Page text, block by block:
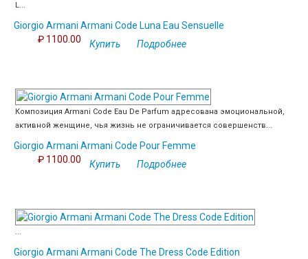
L...
Giorgio Armani Armani Code Luna Eau Sensuelle
₽ 1100.00
Купить Подробнее
Композиция Armani Code Eau De Parfum адресована эмоциональной,
активной женщине, чья жизнь не ограничивается совершенств...
Giorgio Armani Armani Code Pour Femme
₽ 1100.00
Купить Подробнее
...
Giorgio Armani Armani Code The Dress Code Edition